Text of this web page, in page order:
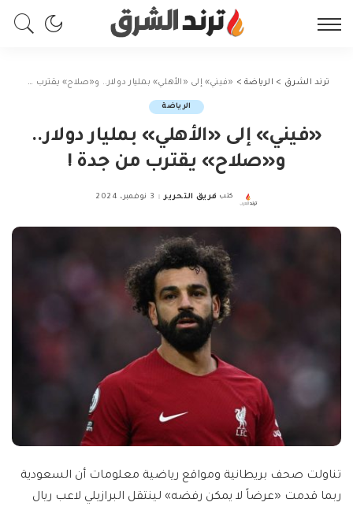
ترند الشرق > الرياضة> «فيني» إلى «الأهلي» بمليار دولار.. و«صلاح» يقترب من جدة !
الرياضة
«فيني» إلى «الأهلي» بمليار دولار..
و«صلاح» يقترب من جدة !
Posted
كتب فريق التحرير 3 نوفمبر، 2024
تناولت صحف بريطانية ومواقع رياضية معلومات أن السعودية
ربما قدمت «عرضاً لا يمكن رفضه» لينتقل البرازيلي لاعب ريال